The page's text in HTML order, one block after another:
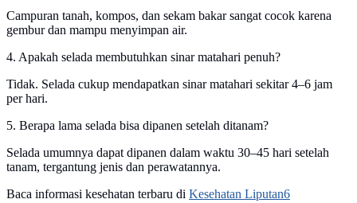
Campuran tanah, kompos, dan sekam bakar sangat cocok karena
gembur dan mampu menyimpan air.
4. Apakah selada membutuhkan sinar matahari penuh?
Tidak. Selada cukup mendapatkan sinar matahari sekitar 4–6 jam
per hari.
5. Berapa lama selada bisa dipanen setelah ditanam?
Selada umumnya dapat dipanen dalam waktu 30–45 hari setelah
tanam, tergantung jenis dan perawatannya.
Baca informasi kesehatan terbaru di Kesehatan Liputan6